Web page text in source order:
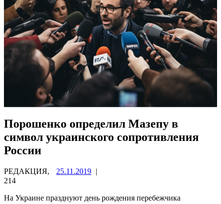
Порошенко определил Мазепу в
символ украинского сопротивления
России
РЕДАКЦИЯ, 25.11.2019 |
214
На Украине празднуют день рождения перебежчика